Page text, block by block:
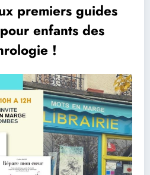
premiers guides
enfants des
!